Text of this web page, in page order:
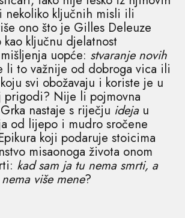
nekoliko ključnih misli ili
ono što je Gilles Deleuze
ključnu djelatnost
uopće: stvaranje novih
li to važnije od dobroga vica ili
svi obožavaju i koriste je u
prigodi? Nije li pojmovna
nastaje s riječju ideja u
od lijepo i mudro sročene
koji podaruje stoicima
misaonoga života onom
kad sam ja tu nema smrti, a
više mene?